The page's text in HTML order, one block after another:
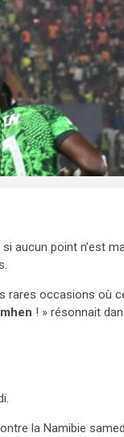
si aucun point n’est
rares occasions où
! » résonnait
la Namibie